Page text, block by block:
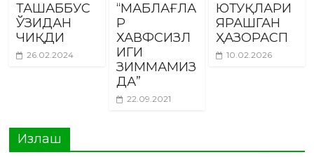
ТАШАББУС
ЎЗИДАН
ЧИҚДИ
26.02.2024
“МАБЛАҒЛА
Р
ХАВФСИЗЛ
ИГИ
ЗИММАМИЗ
ДА”
22.09.2021
ЮТУҚЛАРИ
ЯРАШГАН
ҲАЗОРАСП
10.02.2026
Излаш